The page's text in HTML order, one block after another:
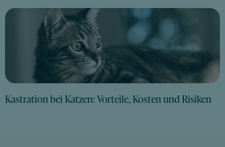
Kastration bei Katzen: Vorteile, Kosten und Risiken